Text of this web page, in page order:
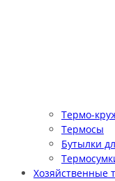
Термо-
Термосы
Бутылки
Хозяйственные